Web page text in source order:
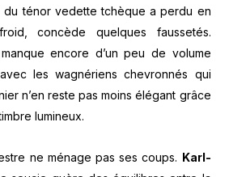
du ténor vedette tchèque a perdu en
concède quelques faussetés.
encore d’un peu de volume
les wagnériens chevronnés qui
n’en reste pas moins élégant grâce
lumineux.
ne ménage pas ses coups. Karl-